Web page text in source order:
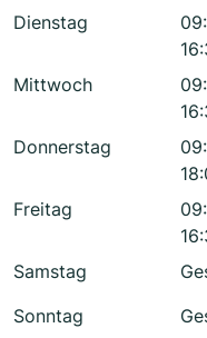
Dienstag
Mittwoch
Donnerstag
Freitag
Samstag
Sonntag